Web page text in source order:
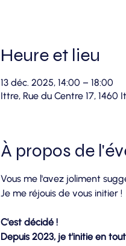
Heure et lieu
13 déc. 2025, 14:00 – 18:00
Ittre, Rue du Centre 17, 1460
À propos de
Vous me l'avez joliment
Je me réjouis de vous initier !
C'est décidé !
Depuis 2023, je t'initie en